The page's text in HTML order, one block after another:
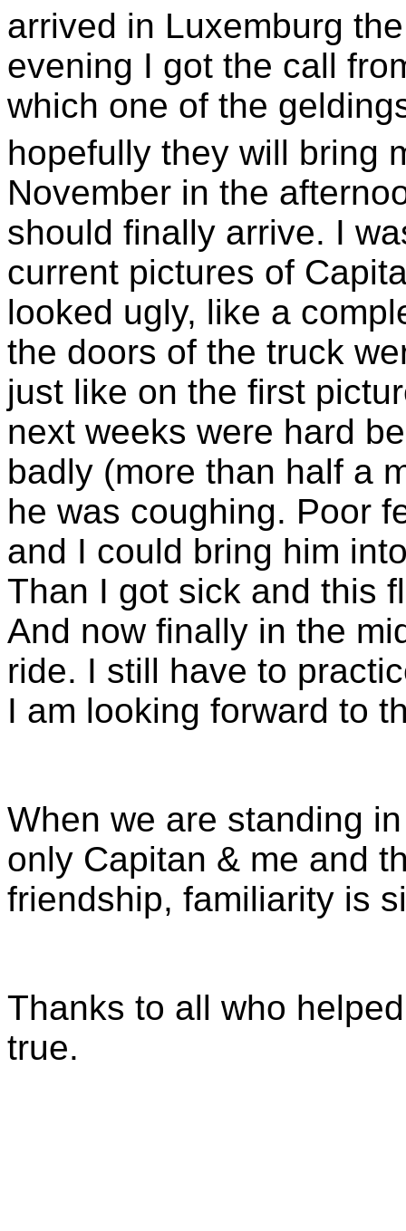
arrived in Luxemburg
evening I got the call
which one of the
hopefully they will bring
November in the
should finally arrive. I
current pictures of
looked ugly, like a
the doors of the truck
just like on the first
next weeks were hard
badly (more than half a
he was coughing. Poor
and I could bring him
Than I got sick and this
And now finally in the
ride. I still have to
I am looking forward to
When we are standing
only Capitan & me and
friendship, familiarity is
Thanks to all who
true.